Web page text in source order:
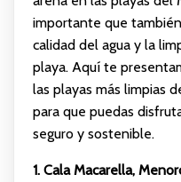
importante que
calidad del agua y la
playa. Aquí te
las playas más limpias
para que puedas
seguro y sostenible.
1. Cala Macarella,